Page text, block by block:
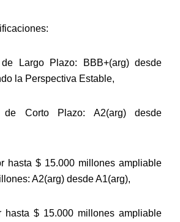
de Largo Plazo: BBB+(arg) desde
la Perspectiva Estable,
de Corto Plazo: A2(arg) desde
hasta $ 15.000 millones ampliable
A2(arg) desde A1(arg),
hasta $ 15.000 millones ampliable